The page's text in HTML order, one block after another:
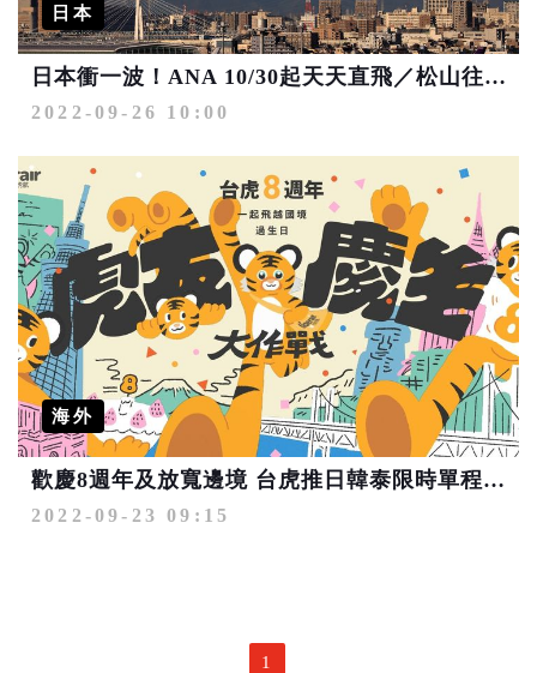
日本
日本衝一波！ANA 10/30起天天直飛／松山往返羽田
2022-09-26 10:00
海外
歡慶8週年及放寬邊境 台虎推日韓泰限時單程機票88元起
2022-09-23 09:15
1